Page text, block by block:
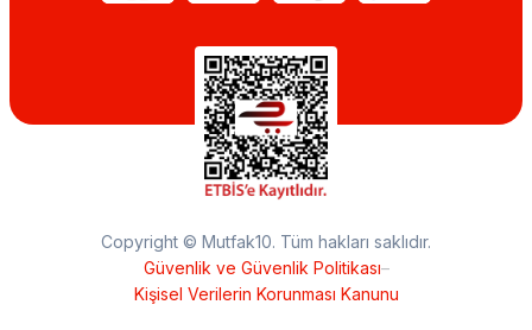
Copyright © Mutfak10. Tüm hakları saklıdır.
Güvenlik ve Güvenlik Politikası–
Kişisel Verilerin Korunması Kanunu